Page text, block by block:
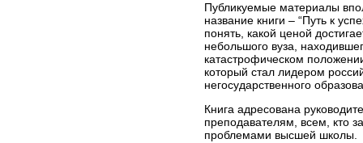
Публикуемые материалы
название книги – “Путь к
понять, какой ценой
небольшого вуза,
катастрофическом
который стал лидером
негосударственного
Книга адресована
преподавателям, всем, кто
проблемами высшей школы.